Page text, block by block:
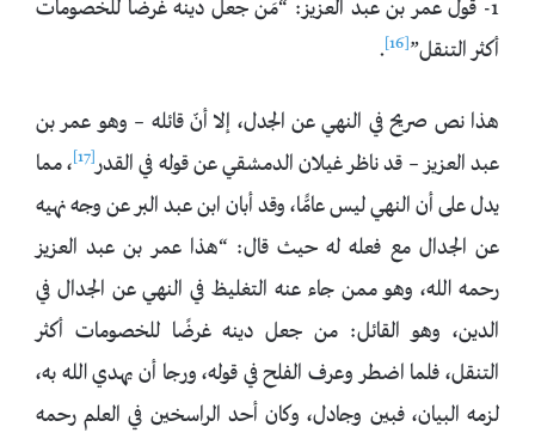
1- قول عمر بن عبد العزيز: “مَن جعل دينه غرضًا للخصومات
أكثر التنقل”[16]
.
هذا نص صريح في النهي عن الجدل، إلا أنّ قائله – وهو عمر بن
عبد العزيز – قد ناظر غيلان الدمشقي عن قوله في القدر[17]
، مما
يدل على أن النهي ليس عامًّا، وقد أبان ابن عبد البر عن وجه نهيه
عن الجدال مع فعله له حيث قال: “هذا عمر بن عبد العزيز
رحمه الله، وهو ممن جاء عنه التغليظ في النهي عن الجدال في
الدين، وهو القائل: من جعل دينه غرضًا للخصومات أكثر
التنقل، فلما اضطر وعرف الفلح في قوله، ورجا أن يهدي الله به،
لزمه البيان، فبين وجادل، وكان أحد الراسخين في العلم رحمه